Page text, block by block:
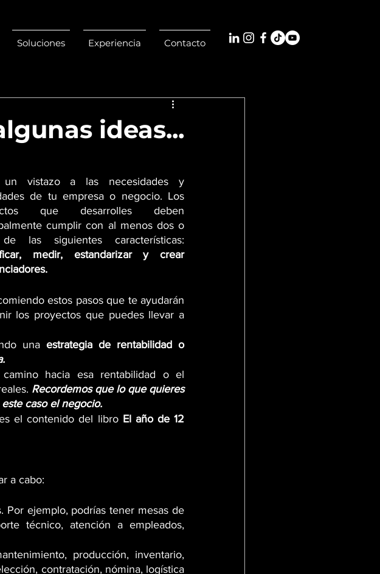
Soluciones Experiencia Contacto
ideas...
un vistazo a las necesidades y
de tu empresa o negocio. Los
que desarrolles deben
cumplir con al menos dos o
medir, estandarizar y crear
estos pasos que te ayudarán
los proyectos que puedes llevar a
una estrategia de rentabilidad o
hacia esa rentabilidad o el
Recordemos que lo que quieres
caso el negocio.
el contenido del libro El año de 12
a cabo:
Por ejemplo, podrías tener mesas de
técnico, atención a empleados,
producción, inventario,
contratación, nómina, logística